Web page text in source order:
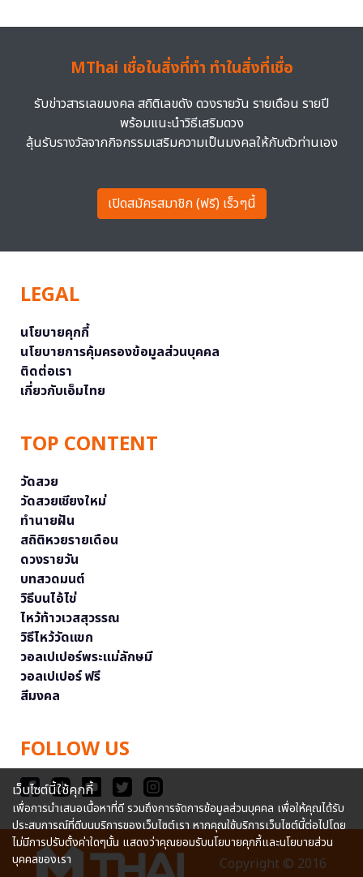
MThai เชื่อในสิ่งที่ทำ ทำในสิ่งที่เชื่อ
รับข่าวสารเลขมงคล สถิติเลขดัง ดวงรายวัน รายเดือน รายปี
พร้อมแนะนำวิธีเสริมดวง
ลุ้นรับรางวัลจากกิจกรรมเสริมความเป็นมงคลให้กับตัวท่านเอง
เปิดสมัครสมาชิก (ฟรี) เร็วๆนี้
LEGAL
นโยบายคุกกี้
นโยบายการคุ้มครองข้อมูลส่วนบุคคล
ติดต่อเรา
เกี่ยวกับเอ็มไทย
TOP CONTENT
วัดสวย
วัดสวยเชียงใหม่
ทำนายฝัน
สถิติหวยรายเดือน
ดวงรายวัน
บทสวดมนต์
วิธีบนไอ้ไข่
ไหว้ท้าวเวสสุวรรณ
วิธีไหว้วัดแขก
วอลเปเปอร์พระแม่ลักษมี
วอลเปเปอร์ ฟรี
สีมงคล
FOLLOW US
Copyright © 2016
เว็บไซต์นี้ใช้คุกกี้
เพื่อการนำเสนอเนื้อหาที่ดี รวมถึงการจัดการข้อมูลส่วนบุคคล เพื่อให้คุณได้รับ
ประสบการณ์ที่ดีบนบริการของเว็บไซต์เรา หากคุณใช้บริการเว็บไซต์นี้ต่อไปโดย
ไม่มีการปรับตั้งค่าใดๆนั้น แสดงว่าคุณยอมรับนโยบายคุกกี้และนโยบายส่วน
บุคคลของเรา